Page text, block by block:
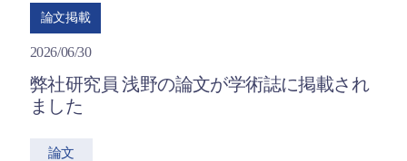
論文掲載
2026/06/30
弊社研究員 浅野の論文が学術誌に掲載され
ました
論文